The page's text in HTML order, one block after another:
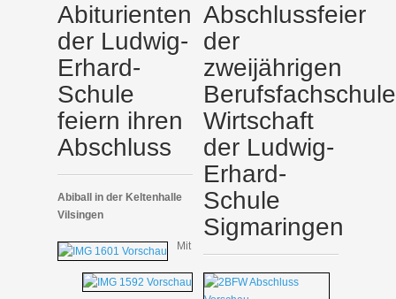
Abiturienten
der Ludwig-
Erhard-
Schule
feiern ihren
Abschluss
Abiball in der Keltenhalle
Vilsingen
Mit
Abschlussfeier
der
zweijährigen
Berufsfachschule
Wirtschaft
der Ludwig-
Erhard-
Schule
Sigmaringen